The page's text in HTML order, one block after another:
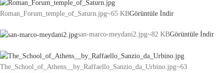
Roman_Forum_temple_of_Saturn.jpg~65 KBGörüntüle İndir
san-marco-meydani2.jpg~82 KBGörüntüle İndir
The_School_of_Athens__by_Raffaello_Sanzio_da_Urbino.jpg~63